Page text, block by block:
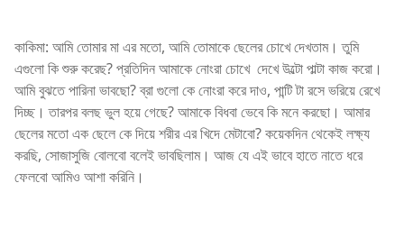
কাকিমা: আমি তোমার মা এর মতো, আমি তোমাকে ছেলের চোখে দেখতাম। তুমি
এগুলো কি শুরু করেছ? প্রতিদিন আমাকে নোংরা চোখে দেখে উল্টো পাল্টা কাজ করো।
আমি বুঝতে পারিনা ভাবছো? ব্রা গুলো কে নোংরা করে দাও, পান্টি টা রসে ভরিয়ে রেখে
দিচ্ছ। তারপর বলছ ভুল হয়ে গেছে? আমাকে বিধবা ভেবে কি মনে করছো। আমার
ছেলের মতো এক ছেলে কে দিয়ে শরীর এর খিদে মেটাবো? কয়েকদিন থেকেই লক্ষ্য
করছি, সোজাসুজি বোলবো বলেই ভাবছিলাম। আজ যে এই ভাবে হাতে নাতে ধরে
ফেলবো আমিও আশা করিনি।